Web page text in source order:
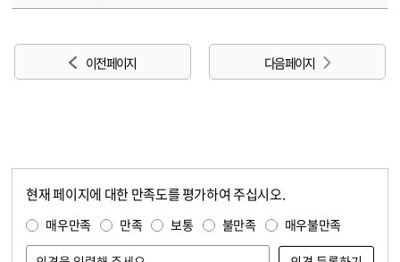
이전 페이지 다음 페이지
현재 페이지에 대한 만족도를 평가하여 주십시오.
매우만족 만족 보통 불만족 매우불만족